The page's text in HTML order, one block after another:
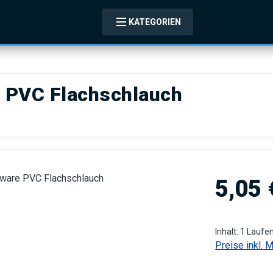
KATEGORIEN
Flachschlauch
Regulärer
5,05
Inhalt: 1
Preise inkl.